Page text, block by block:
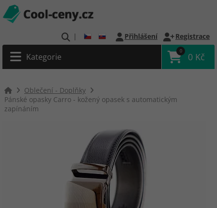
| Přihlášení Registrace
Kategorie
0
0 Kč
Oblečení - Doplňky
Pánské opasky Carro - kožený opasek s automatickým
zapínáním